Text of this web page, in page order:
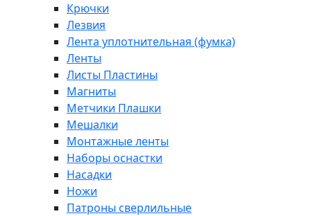
Крючки
Лезвия
Лента уплотнительная (фумка)
Ленты
Листы Пластины
Магниты
Метчики Плашки
Мешалки
Монтажные ленты
Наборы оснастки
Насадки
Ножи
Патроны сверлильные